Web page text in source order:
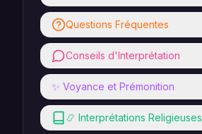
Questions Fréquentes
Conseils d'Interprétation
✨ Voyance et Prémonition
📿 Interprétations Religieuses